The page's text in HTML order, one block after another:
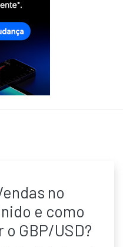
no
e como
GBP/USD?